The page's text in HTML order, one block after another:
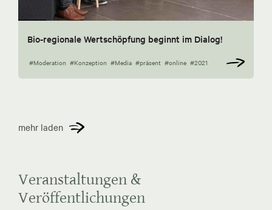
Bio-regionale Wertschöpfung beginnt im Dialog!
#Moderation #Konzeption #Media #präsent #online #2021
mehr laden
Veranstaltungen &
Veröffentlichungen